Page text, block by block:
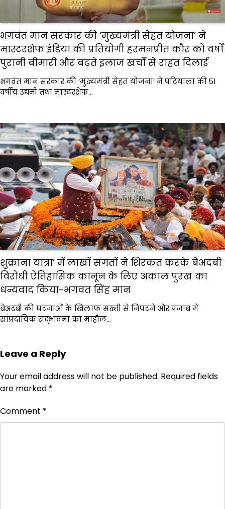
भगवंत मान सरकार की ‘मुख्यमंत्री सेहत योजना’ ने
मास्टरशेफ इंडिया की प्रतियोगी हरमनप्रीत कौर को वर्षों
पुरानी बीमारी और बढ़ते इलाज खर्चों से राहत दिलाई
भगवंत मान सरकार की ‘मुख्यमंत्री सेहत योजना’ ने पटियाला की 51
वर्षीय उद्यमी तथा मास्टरशेफ…
शुक्राना यात्रा’ में लाखों संगतों ने शिरकत करके बेअदबी
विरोधी ऐतिहासिक कानून के लिए अकाल पुरख का
धन्यवाद किया-भगवंत सिंह मान
बेअदबी की घटनाओं के खिलाफ सख्ती से निपटने और पंजाब में
सांप्रदायिक सद्भावना का माहौल…
Leave a Reply
Your email address will not be published. Required fields
are marked *
Comment *